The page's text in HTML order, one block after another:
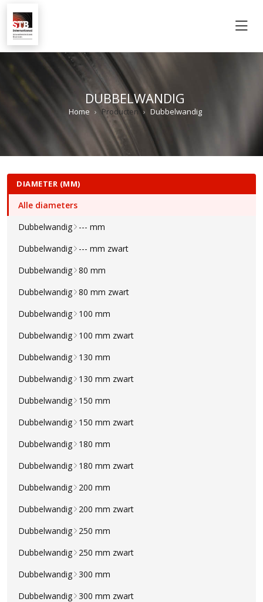
DUBBELWANDIG
Home Producten Dubbelwandig
DIAMETER (MM)
Alle diameters
Dubbelwandig
--- mm
Dubbelwandig
--- mm zwart
Dubbelwandig 80 mm
Dubbelwandig 80 mm zwart
Dubbelwandig
100 mm
Dubbelwandig
100 mm zwart
Dubbelwandig
130 mm
Dubbelwandig
130 mm zwart
Dubbelwandig
150 mm
Dubbelwandig
150 mm zwart
Dubbelwandig
180 mm
Dubbelwandig
180 mm zwart
Dubbelwandig
200 mm
Dubbelwandig
200 mm zwart
Dubbelwandig
250 mm
Dubbelwandig
250 mm zwart
Dubbelwandig 300 mm
Dubbelwandig 300 mm zwart